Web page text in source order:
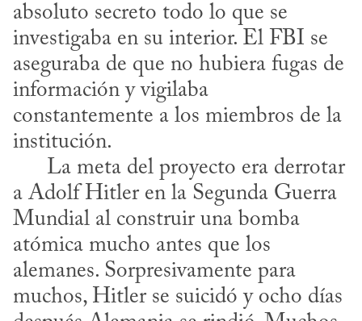
absoluto secreto todo lo que se
investigaba en su interior. El FBI se
aseguraba de que no hubiera fugas de
información y vigilaba
constantemente a los miembros de la
institución.
a Adolf Hitler en la Segunda Guerra
Mundial al construir una bomba
atómica mucho antes que los
alemanes. Sorpresivamente para
muchos, Hitler se suicidó y ocho días